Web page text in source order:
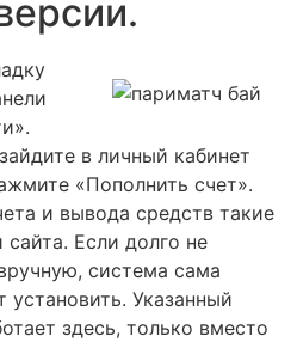
в личный кабинет
«Пополнить счет».
и вывода средств такие
Если долго не
система сама
Указанный
здесь, только вместо